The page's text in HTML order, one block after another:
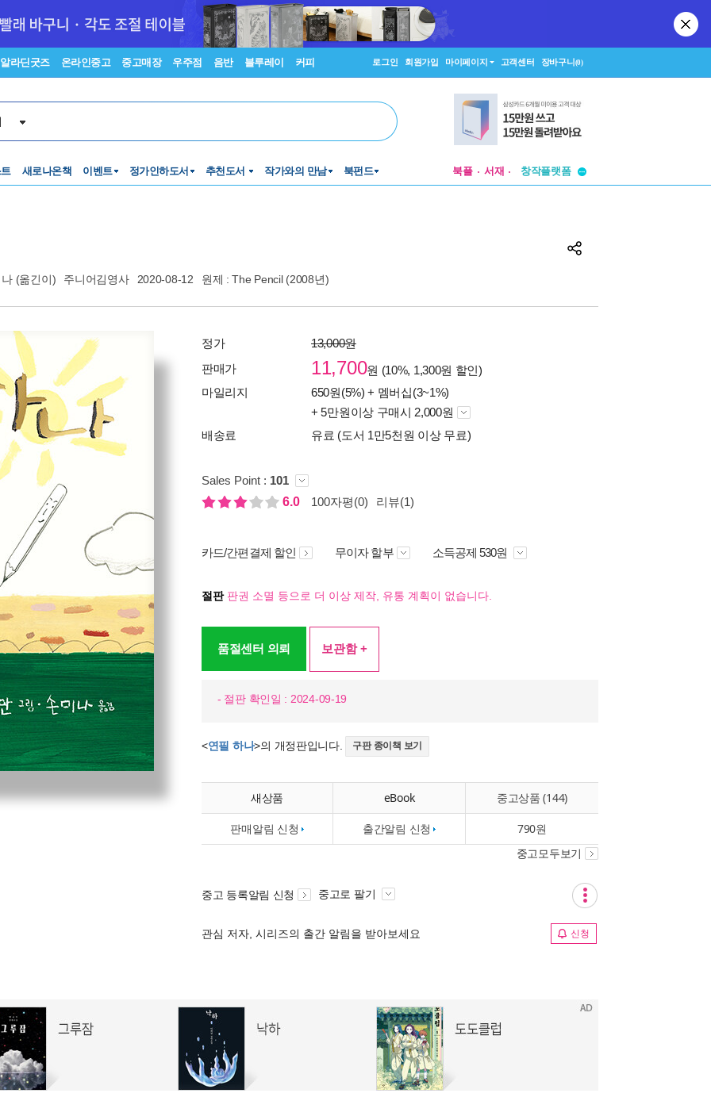
알라딘굿즈 온라인중고 중고매장 우주점 음반 블루레이 커피 로그인 회원가입 마이페이지 고객센터 장바구니(0)
새로나온책 이벤트 정가인하도서 추천도서 작가와의 만남 북펀드 북플 서재
투비컨티뉴드
(옮긴이) 주니어김영사 2020-08-12 원제 : The Pencil (2008년)
정가
13,000원
판매가
11,700원 (10%, 1,300원 할인)
마일리지
650원(5%) + 멤버십(3~1%)
+ 5만원이상 구매시 2,000원
배송료
유료 (도서 1만5천원 이상 무료)
Sales Point : 101
6.0
100자평(0) 리뷰(1)
카드/간편결제 할인 무이자 할부 소득공제 530원
절판판권 소멸 등으로 더 이상 제작, 유통 계획이 없습니다.
품절센터 의뢰 보관함 +
- 절판 확인일 : 2024-09-19
<연필 하나>의 개정판입니다. 구판 종이책 보기
새상품 eBook 중고상품 (144)
판매알림 신청 출간알림 신청 790원
중고모두보기
중고 등록알림 신청 중고로 팔기
관심 저자, 시리즈의 출간 알림을 받아보세요 신청